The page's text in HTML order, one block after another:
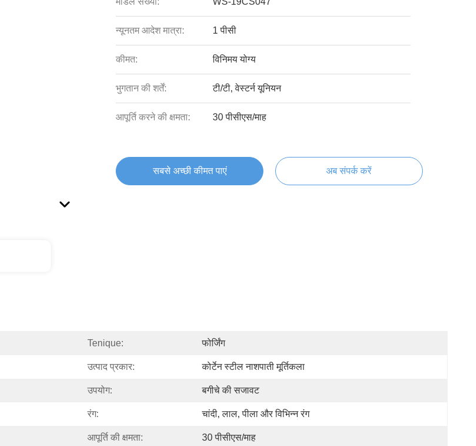
न्यूनतम आदेश मात्रा: 1 पीसी
कीमत: विनिमय योग्य
भुगतान की शर्तें: टी/टी, वेस्टर्न यूनियन
आपूर्ति करने की क्षमता: 30 पीसीएस/माह
सबसे अच्छी कीमत पाएं अब संपर्क करें
Tenique: फोर्जिंग
उत्पाद प्रकार: कोर्टेन स्टील नाशपाती मूर्तिकला
उपयोग: बगीचे की सजावट
रंग: चांदी, लाल, पीला और विभिन्न रंग
आपूर्ति की क्षमता: 30 पीसीएस/माह